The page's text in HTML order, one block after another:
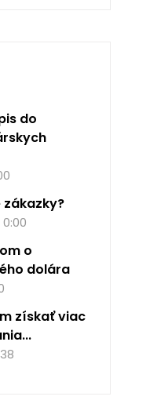
do
o
dolára
získať viac